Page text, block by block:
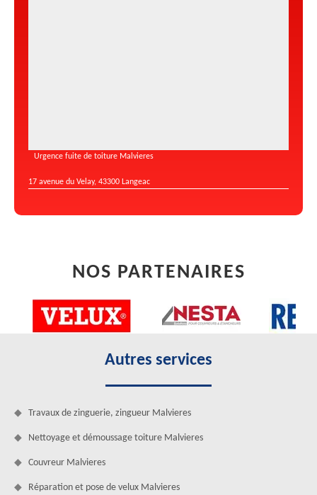
Urgence fuite de toiture Malvieres
17 avenue du Velay, 43300 Langeac
NOS PARTENAIRES
Autres services
Travaux de zinguerie, zingueur Malvieres
Nettoyage et démoussage toiture Malvieres
Couvreur Malvieres
Réparation et pose de velux Malvieres